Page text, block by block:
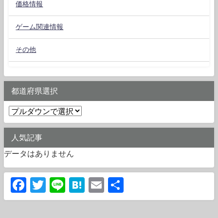
価格情報
ゲーム関連情報
その他
都道府県選択
人気記事
データはありません
Facebook
Twitter
LineHatena
Email
有